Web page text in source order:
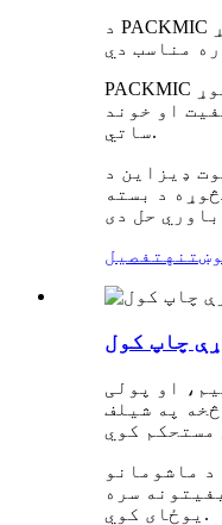
د PACKMIC څخه د دودیز وړ بایوډیګریډ وړ پلاستيکي څښاک د میوو جوس سټینډ سپوت کڅوړه چې ټول د خوړو درجې او لوړ کیفیت لرونکي خامو موادو څخه جوړ
PACKMIC یو تولیدونکی او سوداګر دواړه دی، د کیفیت کنټرول خدمات، بشپړ دودیز کول او د نمونې دودیز کول وړاندې کوي. موږ خپل محصولات د لوړ
او خوند
ساتي.
ډیزاین د
د بسته
تفصیل
چاپ کول
او پولی
په شیلف
ماشومانو
سره
یوځای کوي.